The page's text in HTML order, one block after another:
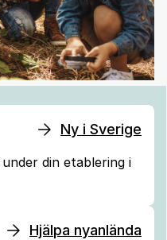
Ny i Sverige
din etablering i
Hjälpa nyanlända